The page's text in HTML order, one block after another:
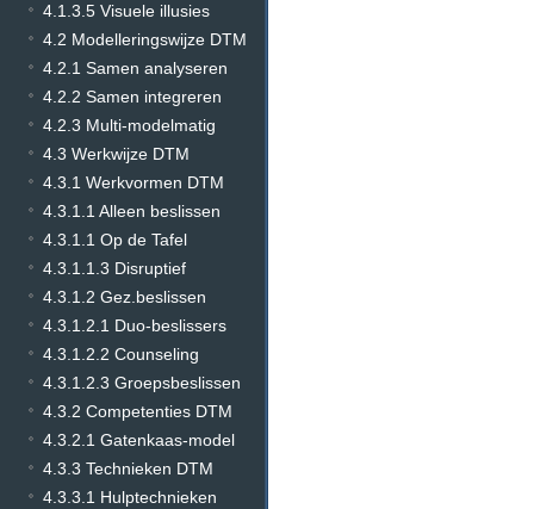
4.1.3.5 Visuele illusies
4.2 Modelleringswijze DTM
4.2.1 Samen analyseren
4.2.2 Samen integreren
4.2.3 Multi-modelmatig
4.3 Werkwijze DTM
4.3.1 Werkvormen DTM
4.3.1.1 Alleen beslissen
4.3.1.1 Op de Tafel
4.3.1.1.3 Disruptief
4.3.1.2 Gez.beslissen
4.3.1.2.1 Duo-beslissers
4.3.1.2.2 Counseling
4.3.1.2.3 Groepsbeslissen
4.3.2 Competenties DTM
4.3.2.1 Gatenkaas-model
4.3.3 Technieken DTM
4.3.3.1 Hulptechnieken